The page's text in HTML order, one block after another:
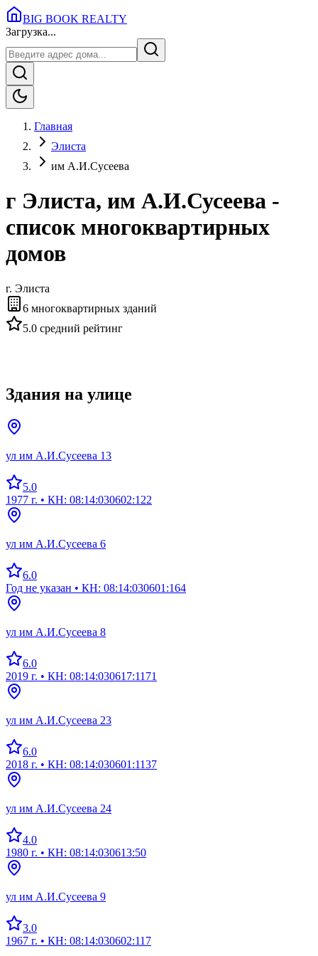
BIG BOOK REALTY
Загрузка...
Главная
Элиста
им А.И.Сусеева
г Элиста, им А.И.Сусеева -
список многоквартирных
домов
г. Элиста
6 многоквартирных зданий
5.0 средний рейтинг
Здания на улице
ул им А.И.Сусеева 13
5.0
1977 г. • КН: 08:14:030602:122
ул им А.И.Сусеева 6
6.0
Год не указан • КН: 08:14:030601:164
ул им А.И.Сусеева 8
6.0
2019 г. • КН: 08:14:030617:1171
ул им А.И.Сусеева 23
6.0
2018 г. • КН: 08:14:030601:1137
ул им А.И.Сусеева 24
4.0
1980 г. • КН: 08:14:030613:50
ул им А.И.Сусеева 9
3.0
1967 г. • КН: 08:14:030602:117